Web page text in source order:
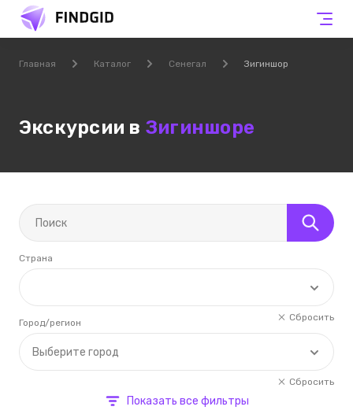
Главная Каталог Сенегал Зигиншор
Экскурсии в Зигиншоре
Страна
Сбросить
Выберите город
Город/регион
Сбросить
Показать все фильтры